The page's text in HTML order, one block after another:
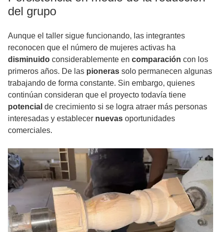
del grupo
Aunque el taller sigue funcionando, las integrantes
reconocen que el número de mujeres activas ha
disminuido considerablemente en comparación con los
primeros años. De las pioneras solo permanecen algunas
trabajando de forma constante. Sin embargo, quienes
continúan consideran que el proyecto todavía tiene
potencial de crecimiento si se logra atraer más personas
interesadas y establecer nuevas oportunidades
comerciales.